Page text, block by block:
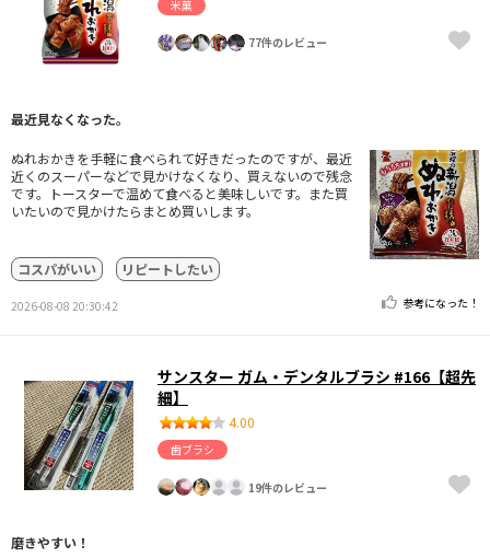
米菓
77件のレビュー
最近見なくなった。
ぬれおかきを手軽に食べられて好きだったのですが、最近
近くのスーパーなどで見かけなくなり、買えないので残念
です。トースターで温めて食べると美味しいです。また買
いたいので見かけたらまとめ買いします。
コスパがいい リピートしたい
2026-08-08 20:30:42 参考になった！
サンスター ガム・デンタルブラシ #166【超先
細】
4.00
歯ブラシ
19件のレビュー
磨きやすい！